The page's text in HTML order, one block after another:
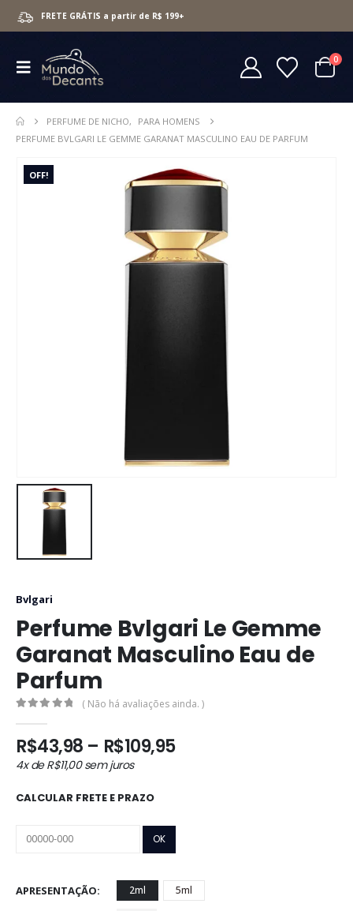
FRETE GRÁTIS a partir de R$ 199+
0
PERFUME DE NICHO,
PARA HOMENS
PERFUME BVLGARI LE GEMME GARANAT MASCULINO EAU DE PARFUM
OFF!
Bvlgari
Perfume Bvlgari Le Gemme
Garanat Masculino Eau de
Parfum
( Não há avaliações ainda. )
R$43,98 – R$109,95Faixa
R$109,95
4x deR$11,00sem juros
CALCULAR FRETE E PRAZO
APRESENTAÇÃO 2ml 5ml